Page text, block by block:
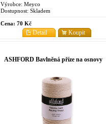
Výrobce: Meyco
Dostupnost: Skladem
Cena: 70 Kč
Koupit
Detail
ASHFORD Bavlněná příze na osnovy